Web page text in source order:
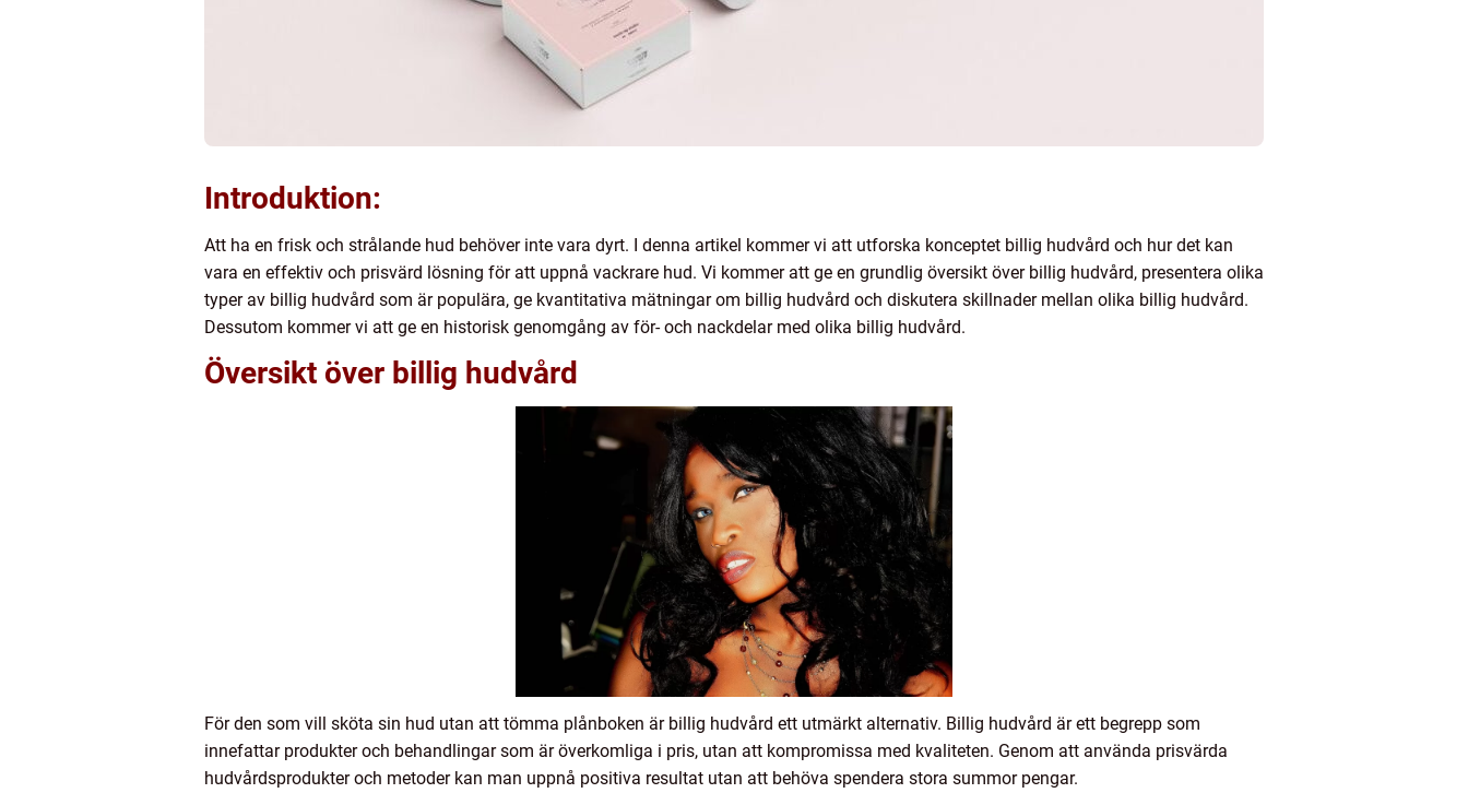
Introduktion:
Att ha en frisk och strålande hud behöver inte vara dyrt. I denna artikel kommer vi att utforska konceptet billig hudvård och hur det kan
vara en effektiv och prisvärd lösning för att uppnå vackrare hud. Vi kommer att ge en grundlig översikt över billig hudvård, presentera olika
typer av billig hudvård som är populära, ge kvantitativa mätningar om billig hudvård och diskutera skillnader mellan olika billig hudvård.
Dessutom kommer vi att ge en historisk genomgång av för- och nackdelar med olika billig hudvård.
Översikt över billig hudvård
För den som vill sköta sin hud utan att tömma plånboken är billig hudvård ett utmärkt alternativ. Billig hudvård är ett begrepp som
innefattar produkter och behandlingar som är överkomliga i pris, utan att kompromissa med kvaliteten. Genom att använda prisvärda
hudvårdsprodukter och metoder kan man uppnå positiva resultat utan att behöva spendera stora summor pengar.